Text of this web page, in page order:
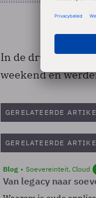
In de drukke
weekend en
GERELATEERDE
GERELATEERDE
Blog Soevereinteit, Cloud
Van legacy naar